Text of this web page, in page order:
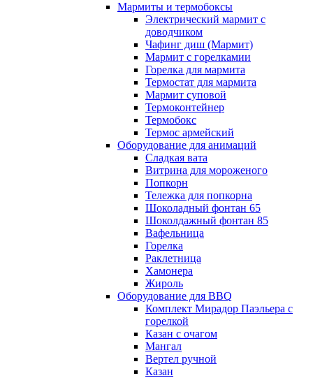
Мармиты и термобоксы
Электрический мармит с
доводчиком
Чафинг диш (Мармит)
Мармит с горелкамии
Горелка для мармита
Термостат для мармита
Мармит суповой
Термоконтейнер
Термобокс
Термос армейский
Оборудование для анимаций
Сладкая вата
Витрина для мороженого
Попкорн
Тележка для попкорна
Шоколадный фонтан 65
Шоколдажный фонтан 85
Вафельница
Горелка
Раклетница
Хамонера
Жироль
Оборудование для BBQ
Комплект Мирадор Паэльера с
горелкой
Казан с очагом
Мангал
Вертел ручной
Казан